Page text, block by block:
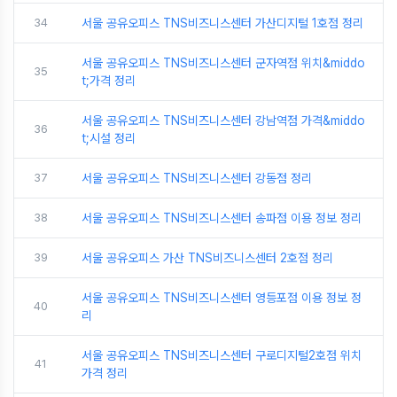
34 서울 공유오피스 TNS비즈니스센터 가산디지털 1호점 정리
35
서울 공유오피스 TNS비즈니스센터 군자역점 위치&middo
t;가격 정리
36
서울 공유오피스 TNS비즈니스센터 강남역점 가격&middo
t;시설 정리
37 서울 공유오피스 TNS비즈니스센터 강동점 정리
38 서울 공유오피스 TNS비즈니스센터 송파점 이용 정보 정리
39 서울 공유오피스 가산 TNS비즈니스센터 2호점 정리
40
서울 공유오피스 TNS비즈니스센터 영등포점 이용 정보 정
리
41
서울 공유오피스 TNS비즈니스센터 구로디지털2호점 위치
가격 정리